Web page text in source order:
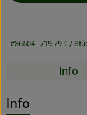
#36504 19,79 €/
Info
Info